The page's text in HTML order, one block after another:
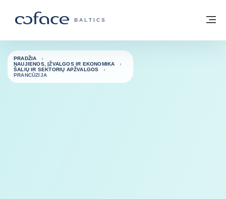
„COFACE“ FOR TRADE - GRUPĖS
BALTICS
Grįžti į pradžią
PRADŽIA
NAUJIENOS, ĮŽVALGOS IR EKONOMIKA
ŠALIŲ IR SEKTORIŲ APŽVALGOS
PRANCŪZIJA